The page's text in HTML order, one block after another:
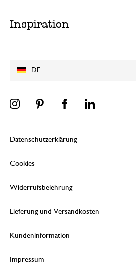
DE
Inspiration
Datenschutzerklärung
Cookies
Widerrufsbelehrung
Lieferung und Versandkosten
Kundeninformation
Impressum